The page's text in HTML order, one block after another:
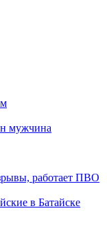
мужчина
работает ПВО
в Батайске